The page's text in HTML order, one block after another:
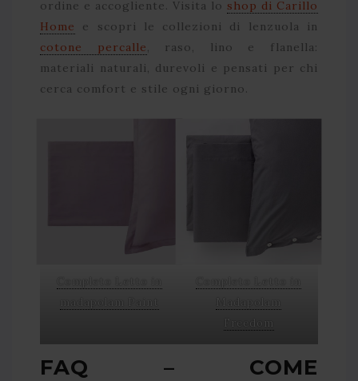
ordine e accogliente. Visita lo shop di Carillo
Home
e scopri le collezioni di lenzuola in
cotone percalle, raso, lino e flanella:
materiali naturali, durevoli e pensati per chi
cerca comfort e stile ogni giorno.
Madapolam
Freedom
FAQ – COME